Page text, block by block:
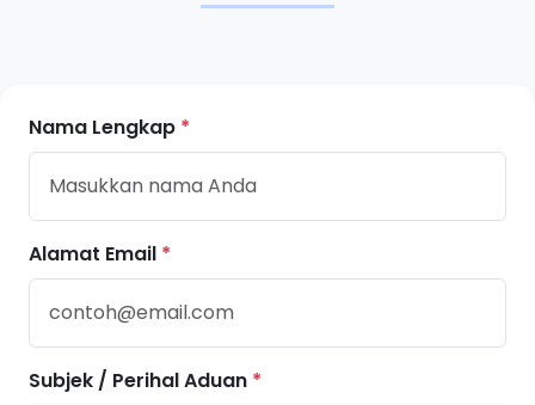
Nama Lengkap *
Alamat Email *
Subjek / Perihal Aduan *